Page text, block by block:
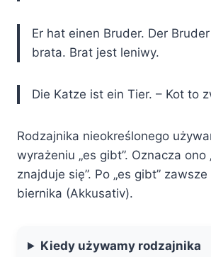
Er hat einen Bruder. Der
brata. Brat jest leniwy.
Die Katze ist ein Tier. – Kot to
Rodzajnika nieokreślonego
wyrażeniu „es gibt”. Oznacza ono
znajduje się”. Po „es gibt”
biernika (Akkusativ).
Kiedy używamy rodzajnika